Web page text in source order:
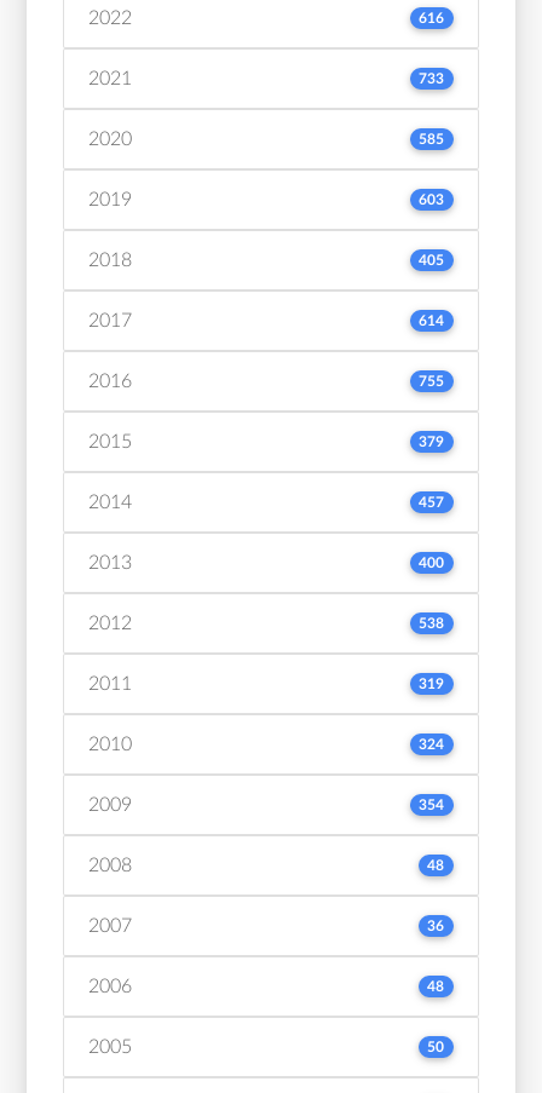
2022 616
2021 733
2020 585
2019 603
2018 405
2017 614
2016 755
2015 379
2014 457
2013 400
2012 538
2011 319
2010 324
2009 354
2008 48
2007 36
2006 48
2005 50